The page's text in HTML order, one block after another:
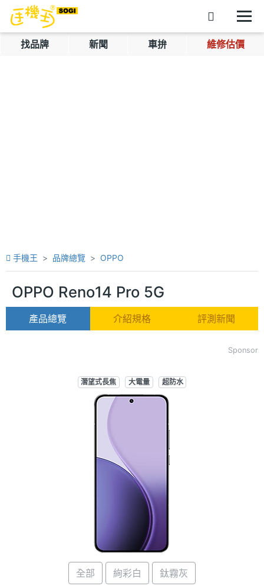
找品牌 新聞 車拚 維修估價
手機王 品牌總覽 OPPO
OPPO Reno14 Pro 5G
產品總覽 介紹規格 評測新聞
Sponsor
潛望式長焦 大電量 超防水
全部 絢彩白 鈦霧灰